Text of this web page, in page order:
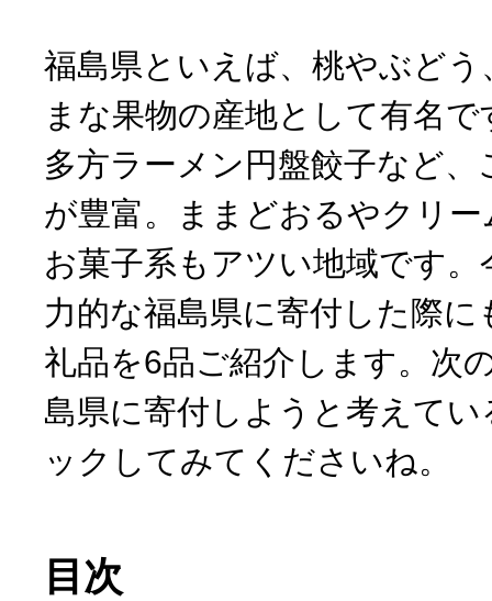
個人事業・フリーランス
ふるさと納税の基礎知識
10秒ぴったり診断
自治体直営サイト特集
はじめるバイブルとは
よくあるご質問
福島県といえば、桃やぶど
まな果物の産地として有名
多方ラーメン円盤餃子など
が豊富。ままどおるやクリ
お菓子系もアツい地域です
力的な福島県に寄付した際
礼品を6品ご紹介します。次
島県に寄付しようと考えて
ックしてみてくださいね。
目次